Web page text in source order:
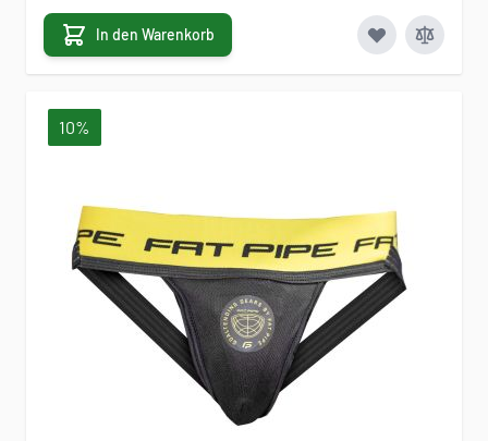
In den Warenkorb
10%